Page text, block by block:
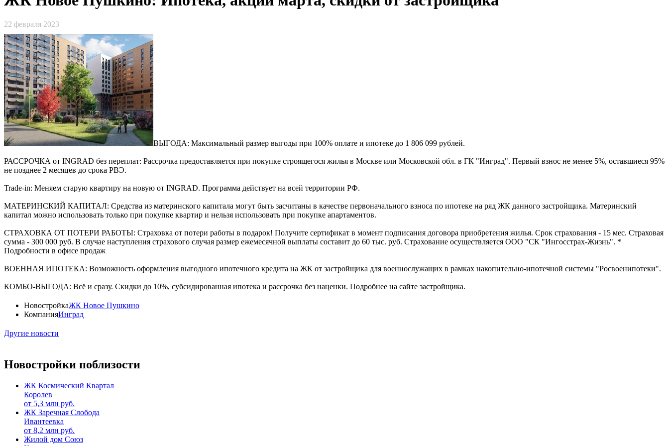
22 февраля 2023
ВЫГОДА: Максимальный размер выгоды при 100% оплате и ипотеке до 1 806 099 рублей.
РАССРОЧКА от INGRAD без переплат: Рассрочка предоставляется при покупке строящегося жилья в Москве или Московской обл. в ГК "Инград". Первый взнос не менее 5%, оставшиеся 95%
не позднее 2 месяцев до срока РВЭ.
Trade-in: Меняем старую квартиру на новую от INGRAD. Программа действует на всей территории РФ.
МАТЕРИНСКИЙ КАПИТАЛ: Средства из материнского капитала могут быть засчитаны в качестве первоначального взноса по ипотеке на ряд ЖК данного застройщика. Материнский
капитал можно использовать только при покупке квартир и нельзя использовать при покупке апартаментов.
СТРАХОВКА ОТ ПОТЕРИ РАБОТЫ: Страховка от потери работы в подарок! Получите сертификат в момент подписания договора приобретения жилья. Срок страхования - 15 мес. Страховая
сумма - 300 000 руб. В случае наступления страхового случая размер ежемесячной выплаты составит до 60 тыс. руб. Страхование осуществляется ООО "СК "Ингосстрах-Жизнь". *
Подробности в офисе продаж
ВОЕННАЯ ИПОТЕКА: Возможность оформления выгодного ипотечного кредита на ЖК от застройщика для военнослужащих в рамках накопительно-ипотечной системы "Росвоенипотеки".
КОМБО-ВЫГОДА: Всё и сразу. Скидки до 10%, субсидированная ипотека и рассрочка без наценки. Подробнее на сайте застройщика.
НовостройкаЖК Новое Пушкино
КомпанияИнград
Другие новости
Новостройки поблизости
ЖК Космический Квартал
Королев
от 5,3 млн руб.
ЖК Заречная Слобода
Ивантеевка
от 8,2 млн руб.
Жилой дом Союз